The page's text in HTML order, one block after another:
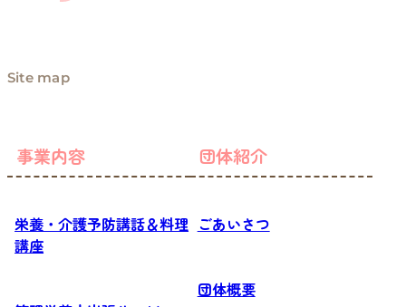
Site map
事業内容
栄養・介護予防講話＆料理
講座
団体紹介
ごあいさつ
団体概要